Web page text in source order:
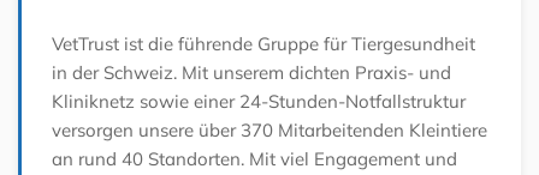
VetTrust ist die führende Gruppe für Tiergesundheit
in der Schweiz. Mit unserem dichten Praxis- und
Kliniknetz sowie einer 24-Stunden-Notfallstruktur
versorgen unsere über 370 Mitarbeitenden Kleintiere
an rund 40 Standorten. Mit viel Engagement und